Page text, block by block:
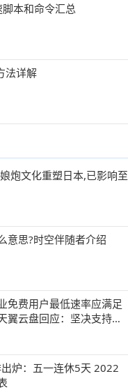
本和命令汇总
法详解
炮文化重塑日本,已影响至
意思?时空伴随者介绍
免费用户最低速率应满足
翼云盘回应：坚决支持，
炉：五一连休5天 2022